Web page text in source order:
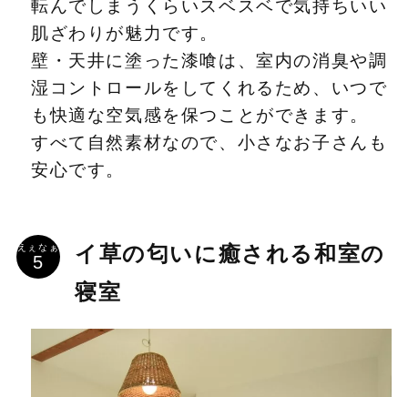
転んでしまうくらいスベスベで気持ちいい
肌ざわりが魅力です。
壁・天井に塗った漆喰は、室内の消臭や調
湿コントロールをしてくれるため、いつで
も快適な空気感を保つことができます。
すべて自然素材なので、小さなお子さんも
安心です。
えぇなぁ
イ草の匂いに癒される和室の
寝室